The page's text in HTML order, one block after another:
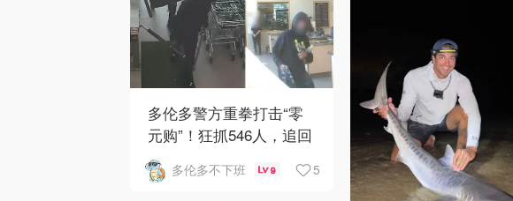
多伦多警方重拳打击“零
元购”！狂抓546人，追回
160万赃物
多伦多不下班 9 5